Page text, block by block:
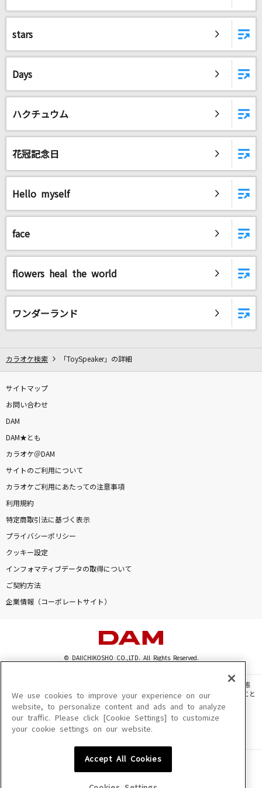
[生音]限界突破×サバイバー
[生音]晴る
ヨルシカ
雪の華
中島美嘉
Official髭男dism
DAMの新曲・ランキングなど
DAMに会員登録・ログインして
自宅でカラオケ歌い放題！
stars
Days
ハクチュウム
花冠記念日
Hello myself
face
flowers heal the world
ワンダーランド
カラオケ検索 「ToySpeaker」の詳細
サイトマップ
お問い合わせ
DAM
DAM★とも
カラオケ＠DAM
サイトのご利用について
カラオケご利用にあたっての注意事項
利用規約
特定商取引法に基づく表示
プライバシーポリシー
クッキー設定
インフォマティブデータの取得について
ご契約方法
企業情報（コーポレートサイト）
© DAIICHIKOSHO CO.,LTD. All Rights Reserved.
このサイトに掲載されている一切の文章・画像・写真・動画・音声等を、手段や形態
を問わず、著作権法の定める範囲を超えて無断で複製、転載、ファイル化などすること
を禁じます。
楽曲及びコンテンツは、機種によりご利用いただけない場合があります。
楽曲及びコンテンツの配信日、配信内容が変更になる場合があります。
We use cookies to improve your experience on our
website, to personalize content and ads and to analyze
our traffic. Please click [Cookie Settings] to customize
your cookie settings on our website.
Accept All Cookies